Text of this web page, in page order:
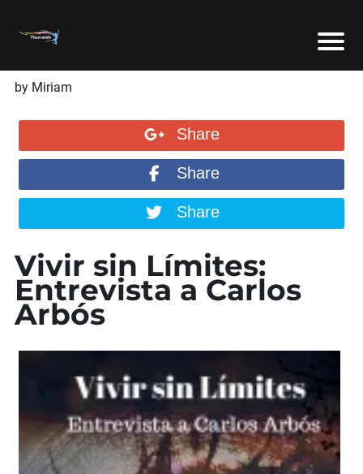
by Miriam
Share
Share
Share
Vivir sin Límites:
Entrevista a Carlos
Arbós